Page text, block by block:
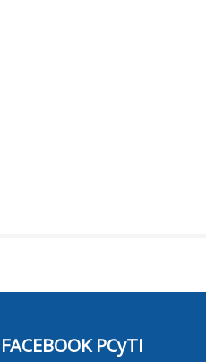
FACEBOOK PCyTI